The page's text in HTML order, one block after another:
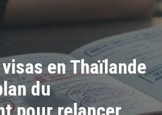
en Thaïlande
du